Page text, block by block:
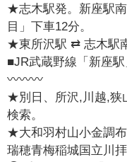
★志木駅発。新座駅
目」下車12分。
★東所沢駅 ⇄ 志木駅
■JR武蔵野線「新座駅
〰〰〰
★別日、所沢,川越,狭
検索。
★大和羽村山小金調
瑞穂青梅稲城国立川